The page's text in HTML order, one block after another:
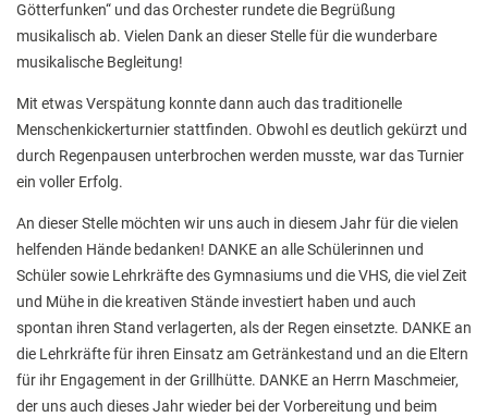
Neue Fünftklässler*innen
Unsere Schule
Schule digital
Unterricht
Fächer
Unterrichtszeiten
Hausaufgaben
Materiallisten
Lernstand 8
Götterfunken“ und das Orchester rundete die Begrüßung
musikalisch ab. Vielen Dank an dieser Stelle für die wunderbare
musikalische Begleitung!
Mit etwas Verspätung konnte dann auch das traditionelle
Menschenkickerturnier stattfinden. Obwohl es deutlich gekürzt und
durch Regenpausen unterbrochen werden musste, war das Turnier
ein voller Erfolg.
An dieser Stelle möchten wir uns auch in diesem Jahr für die vielen
helfenden Hände bedanken! DANKE an alle Schülerinnen und
Schüler sowie Lehrkräfte des Gymnasiums und die VHS, die viel Zeit
und Mühe in die kreativen Stände investiert haben und auch
spontan ihren Stand verlagerten, als der Regen einsetzte. DANKE an
die Lehrkräfte für ihren Einsatz am Getränkestand und an die Eltern
für ihr Engagement in der Grillhütte. DANKE an Herrn Maschmeier,
der uns auch dieses Jahr wieder bei der Vorbereitung und beim